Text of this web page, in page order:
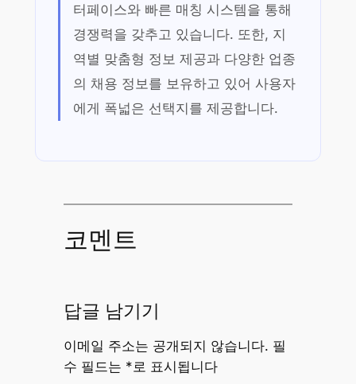
터페이스와 빠른 매칭 시스템을 통해
경쟁력을 갖추고 있습니다. 또한, 지
역별 맞춤형 정보 제공과 다양한 업종
의 채용 정보를 보유하고 있어 사용자
에게 폭넓은 선택지를 제공합니다.
코멘트
답글 남기기
이메일 주소는 공개되지 않습니다. 필
수 필드는 *로 표시됩니다